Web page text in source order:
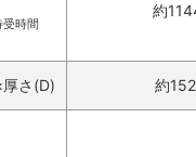
時間
約
さ(D) 約